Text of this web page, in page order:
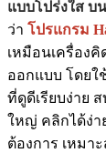
แบบโปร่งใส บ
ว่า โปรแกรม
เหมือนเครื่อง
ออกแบบ โดยใ
ที่ดูดีเรียบง่าย
ใหญ่ คลิกได้ง่
ต้องการ เหมา